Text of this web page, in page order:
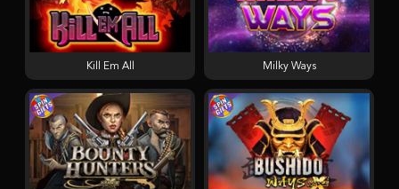
Kill Em All Milky Ways